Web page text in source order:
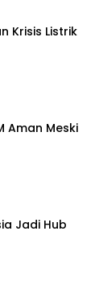
Krisis Listrik
Aman Meski
Jadi Hub